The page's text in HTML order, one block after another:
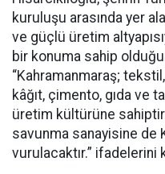
kuruluşu arasında yer
ve güçlü üretim
bir konuma sahip
“Kahramanmaraş;
kâğıt, çimento, gıda ve
üretim kültürüne sahiptir.
savunma sanayisine de
vurulacaktır.” ifadelerini